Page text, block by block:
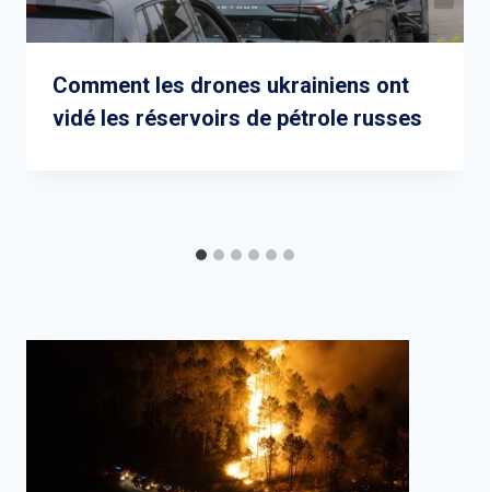
Comment les drones ukrainiens ont
vidé les réservoirs de pétrole russes